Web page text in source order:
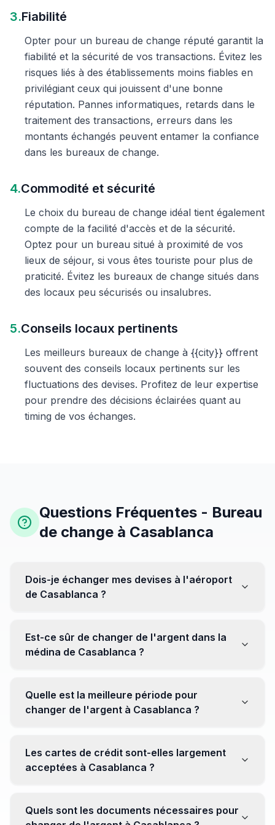
3.Fiabilité
Opter pour un bureau de change réputé garantit la
fiabilité et la sécurité de vos transactions. Évitez les
risques liés à des établissements moins fiables en
privilégiant ceux qui jouissent d'une bonne
réputation. Pannes informatiques, retards dans le
traitement des transactions, erreurs dans les
montants échangés peuvent entamer la confiance
dans les bureaux de change.
4.Commodité et sécurité
Le choix du bureau de change idéal tient également
compte de la facilité d'accès et de la sécurité.
Optez pour un bureau situé à proximité de vos
lieux de séjour, si vous êtes touriste pour plus de
praticité. Évitez les bureaux de change situés dans
des locaux peu sécurisés ou insalubres.
5.Conseils locaux pertinents
Les meilleurs bureaux de change à {{city}} offrent
souvent des conseils locaux pertinents sur les
fluctuations des devises. Profitez de leur expertise
pour prendre des décisions éclairées quant au
timing de vos échanges.
Questions Fréquentes - Bureau
de change à Casablanca
Dois-je échanger mes devises à l'aéroport
de Casablanca ?
être moins avantageux. Orientez-vous plutôt vers les
bureaux de change en ville pour obtenir de meilleurs
Est-ce sûr de changer de l'argent dans la
médina de Casablanca ?
établissements réputés pour éviter les surprises.
Quelle est la meilleure période pour
changer de l'argent à Casablanca ?
soyez attentif aux fluctuations pour maximiser la valeur
de vos devises.
Les cartes de crédit sont-elles largement
acceptées à Casablanca ?
Cependant, avoir un peu de monnaie locale peut être
Quels sont les documents nécessaires pour